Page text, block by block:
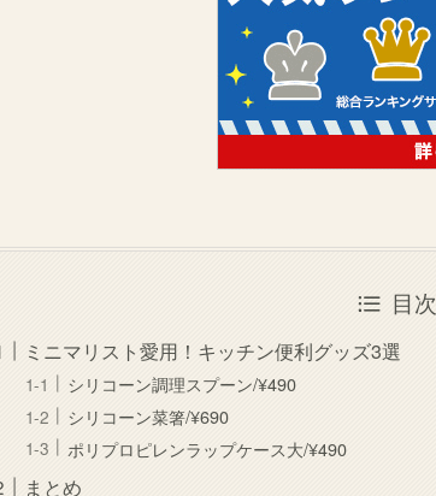
目次
ミニマリスト愛用！キッチン便利グッズ3選
シリコーン調理スプーン/¥490
シリコーン菜箸/¥690
ポリプロピレンラップケース大/¥490
まとめ